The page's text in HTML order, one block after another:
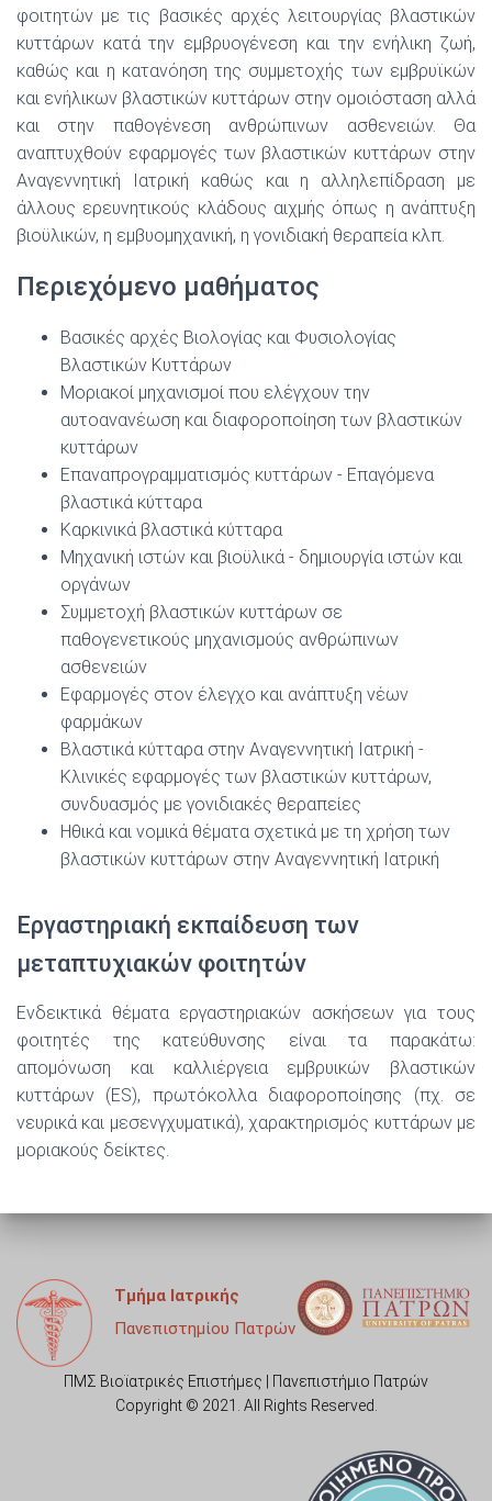
φοιτητών με τις βασικές αρχές λειτουργίας βλαστικών
κυττάρων κατά την εμβρυογένεση και την ενήλικη ζωή,
καθώς και η κατανόηση της συμμετοχής των εμβρυϊκών
και ενήλικων βλαστικών κυττάρων στην ομοιόσταση αλλά
και στην παθογένεση ανθρώπινων ασθενειών. Θα
αναπτυχθούν εφαρμογές των βλαστικών κυττάρων στην
Αναγεννητική Ιατρική καθώς και η αλληλεπίδραση με
άλλους ερευνητικούς κλάδους αιχμής όπως η ανάπτυξη
βιοϋλικών, η εμβυομηχανική, η γονιδιακή θεραπεία κλπ.
Περιεχόμενο μαθήματος
Βασικές αρχές Βιολογίας και Φυσιολογίας
Βλαστικών Κυττάρων
Μοριακοί μηχανισμοί που ελέγχουν την
αυτοανανέωση και διαφοροποίηση των βλαστικών
κυττάρων
Επαναπρογραμματισμός κυττάρων ‐ Επαγόμενα
βλαστικά κύτταρα
Καρκινικά βλαστικά κύτταρα
Μηχανική ιστών και βιοϋλικά ‐ δημιουργία ιστών και
οργάνων
Συμμετοχή βλαστικών κυττάρων σε
παθογενετικούς μηχανισμούς ανθρώπινων
ασθενειών
Εφαρμογές στον έλεγχο και ανάπτυξη νέων
φαρμάκων
Βλαστικά κύτταρα στην Αναγεννητική Ιατρική ‐
Κλινικές εφαρμογές των βλαστικών κυττάρων,
συνδυασμός με γονιδιακές θεραπείες
Ηθικά και νομικά θέματα σχετικά με τη χρήση των
βλαστικών κυττάρων στην Αναγεννητική Ιατρική
Εργαστηριακή εκπαίδευση των
μεταπτυχιακών φοιτητών
Ενδεικτικά θέματα εργαστηριακών ασκήσεων για τους
φοιτητές της κατεύθυνσης είναι τα παρακάτω:
απομόνωση και καλλιέργεια εμβρυικών βλαστικών
κυττάρων (ES), πρωτόκολλα διαφοροποίησης (πχ. σε
νευρικά και μεσενγχυματικά), χαρακτηρισμός κυττάρων με
μοριακούς δείκτες.
Τμήμα Ιατρικής
Πανεπιστημίου Πατρών
ΠΜΣ Βιοϊατρικές Επιστήμες | Πανεπιστήμιο Πατρών
Copyright © 2021. All Rights Reserved.